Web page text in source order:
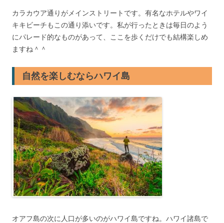
カラカウア通りがメインストリートです。有名なホテルやワイ
キキビーチもこの通り添いです。私が行ったときは毎日のよう
にパレード的なものがあって、ここを歩くだけでも結構楽しめ
ますね＾＾
自然を楽しむならハワイ島
オアフ島の次に人口が多いのがハワイ島ですね。ハワイ諸島で